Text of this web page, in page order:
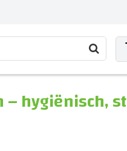
hygiënisch,